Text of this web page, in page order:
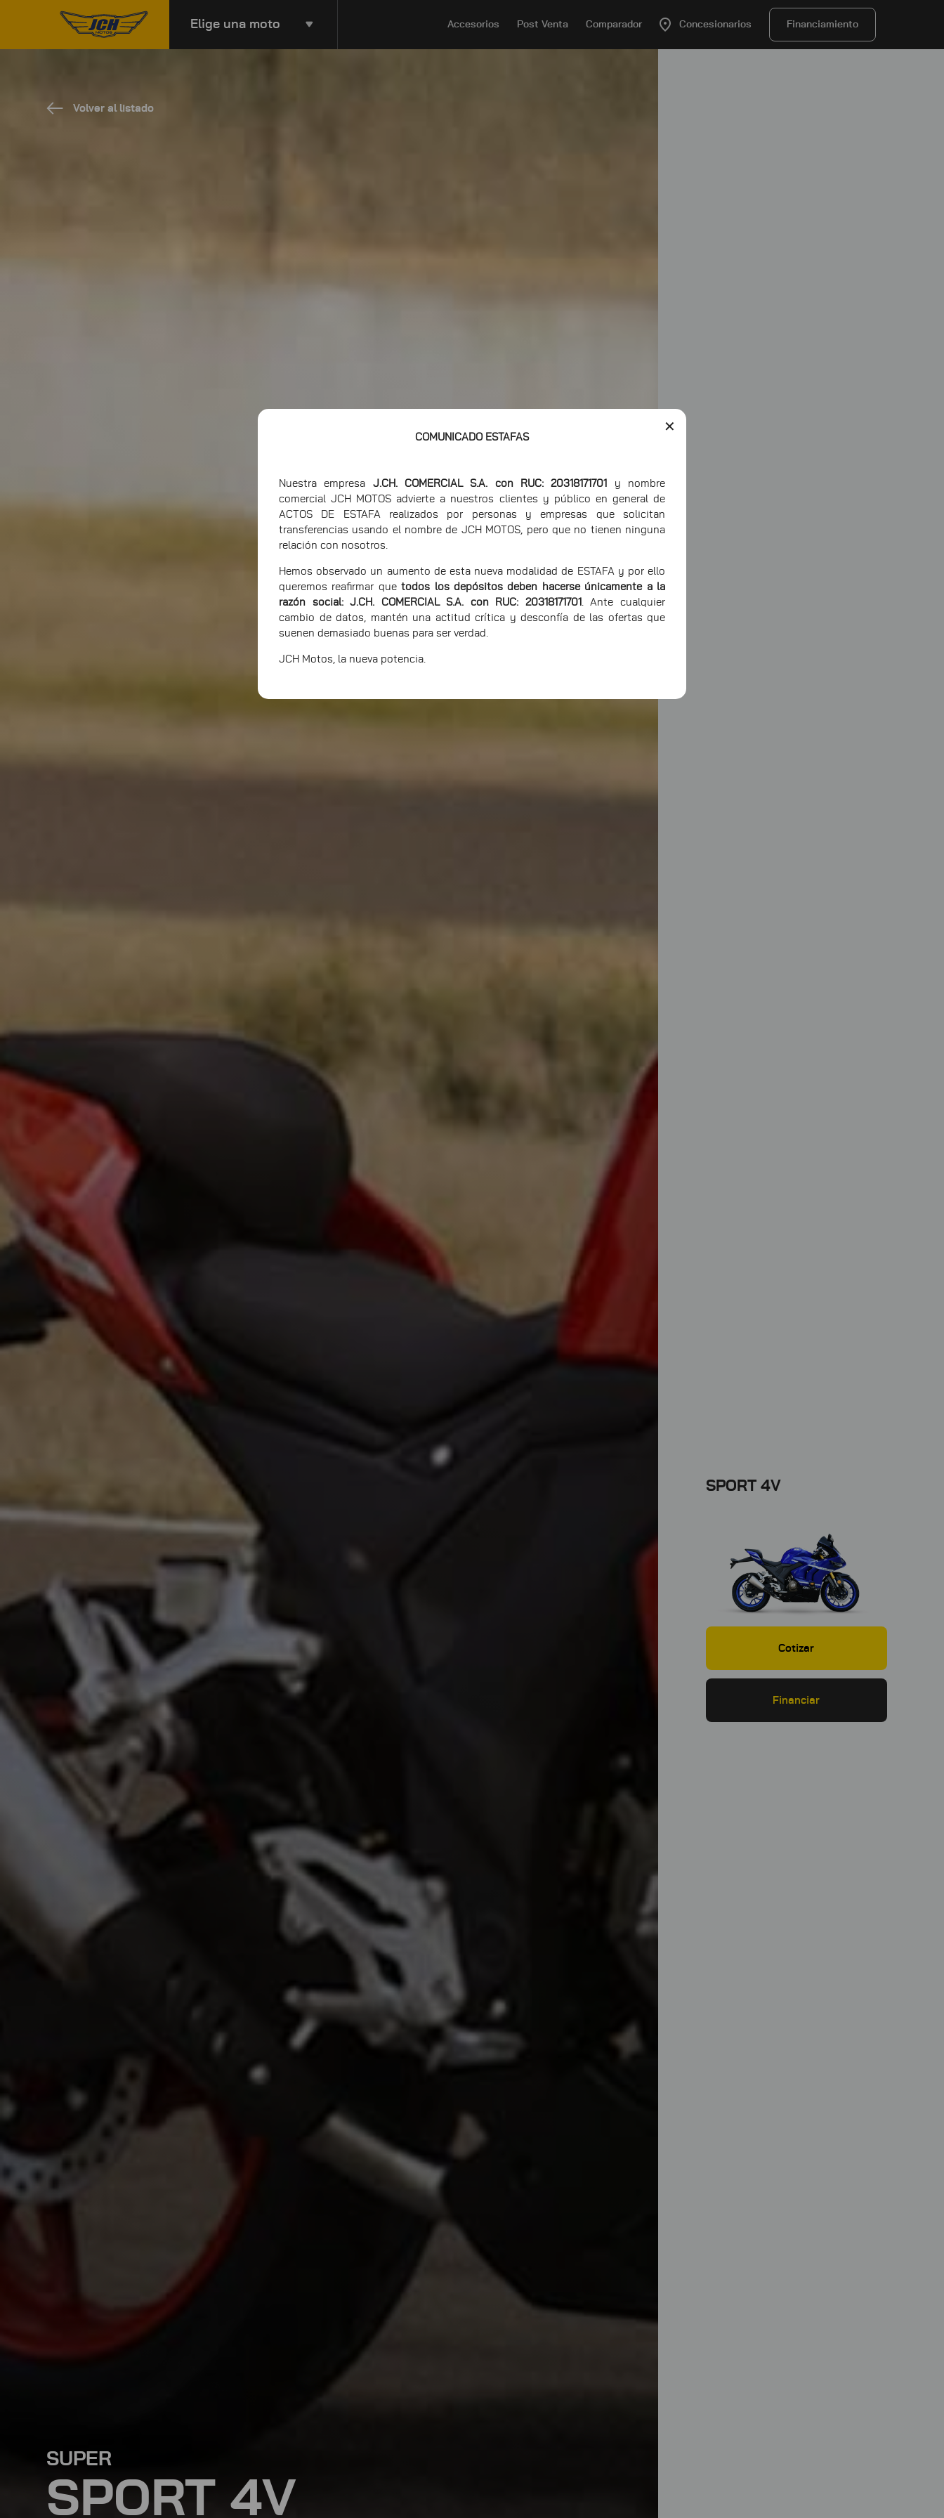
Elige una moto Accesorios Post Venta Comparador Concesionarios Financiamiento
✕
COMUNICADO ESTAFAS
Nuestra empresa J.CH. COMERCIAL S.A. con RUC: 20318171701
y nombre
comercial JCH MOTOS advierte a nuestros clientes y público en general de
ACTOS DE ESTAFA realizados por personas y empresas que solicitan
transferencias usando el nombre de JCH MOTOS, pero que no tienen ninguna
relación con nosotros.
Hemos observado un aumento de esta nueva modalidad de ESTAFA y por ello
queremos reafirmar quetodos los depósitos deben hacerse únicamente a la
razón social: J.CH. COMERCIAL S.A. con RUC: 20318171701 . Ante cualquier
cambio de datos, mantén una actitud crítica y desconfía de las ofertas que
suenen demasiado buenas para ser verdad.
JCH Motos, la nueva potencia.
Volver al listado
SUPER
SPORT 4V
SPORT 4V
Cotizar
Financiar